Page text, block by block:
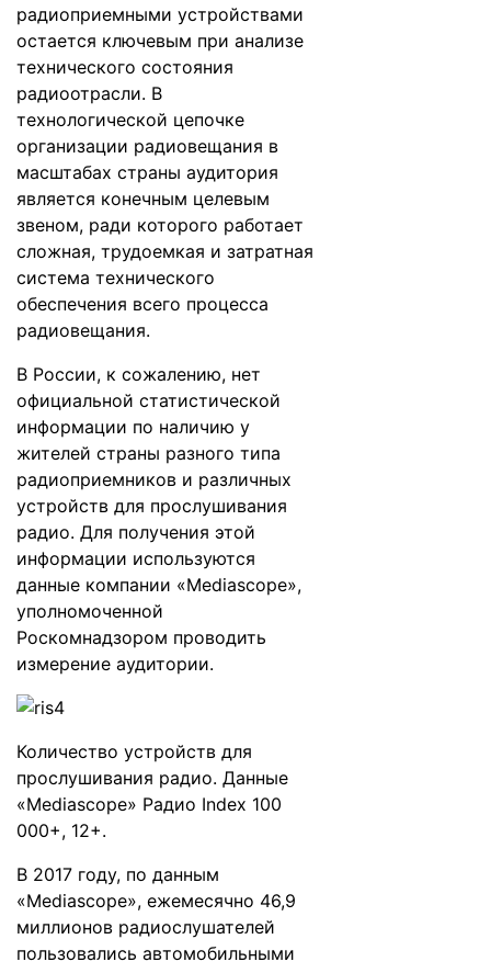
радиоприемными устройствами
остается ключевым при анализе
технического состояния
радиоотрасли. В
технологической цепочке
организации радиовещания в
масштабах страны аудитория
является конечным целевым
звеном, ради которого работает
сложная, трудоемкая и затратная
система технического
обеспечения всего процесса
радиовещания.
В России, к сожалению, нет
официальной статистической
информации по наличию у
жителей страны разного типа
радиоприемников и различных
устройств для прослушивания
радио. Для получения этой
информации используются
данные компании «Mediascope»,
уполномоченной
Роскомнадзором проводить
измерение аудитории.
Количество устройств для
прослушивания радио. Данные
«Mediascope» Радио Index 100
000+, 12+.
В 2017 году, по данным
«Mediascope», ежемесячно 46,9
миллионов радиослушателей
пользовались автомобильными